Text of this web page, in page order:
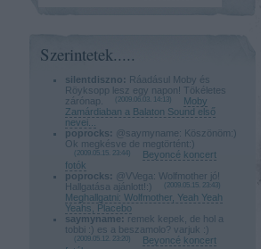
Szerintetek.....
silentdiszno: Ráadásul Moby és
Röyksopp lesz egy napon! Tökéletes
zárónap.
2009.06.03. 14:13
Moby
Zamárdiaban a Balaton Sound első
nevei...
poprocks:
@saymyname: Köszönöm:)
Ok megkésve de megtörtént:)
2009.05.15. 23:44
Beyoncé koncert
fotók
poprocks:
@VVega: Wolfmother jó!
Hallgatása ajánlott!:)
2009.05.15. 23:43
Meghallgatni: Wolfmother, Yeah Yeah
Yeahs, Placebo
saymyname: remek kepek, de hol a
tobbi :) es a beszamolo? varjuk :)
2009.05.12. 23:20
Beyoncé koncert